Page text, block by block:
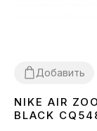
Добавить
3637 38 39 4041
NIKE AIR
BLACK